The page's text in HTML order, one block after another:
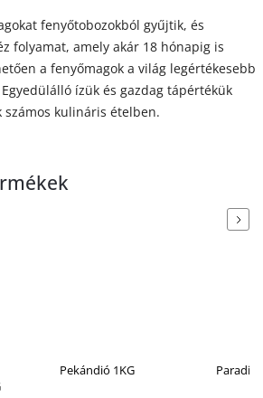
fenyőtobozokból gyűjtik, és
folyamat, amely akár 18 hónapig is
a fenyőmagok a világ legértékesebb
ízük és gazdag tápértékük
számos kulináris ételben.
Pekándió 1KG Paradió
Next